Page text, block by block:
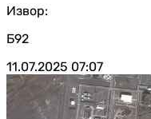
Извор:
Б92
11.07.2025 07:07